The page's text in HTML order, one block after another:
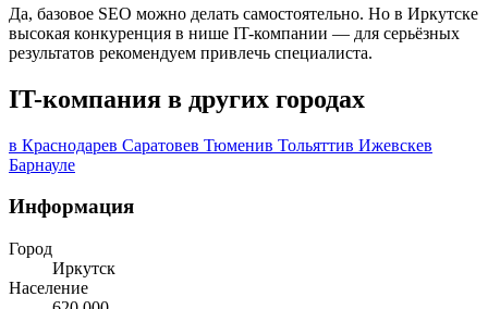
Да, базовое SEO можно делать самостоятельно. Но в Иркутске
высокая конкуренция в нише IT-компании — для серьёзных
результатов рекомендуем привлечь специалиста.
IT-компания в других городах
в Краснодарев Саратовев Тюменив Тольяттив Ижевскев
Барнауле
Информация
Город
Иркутск
Население